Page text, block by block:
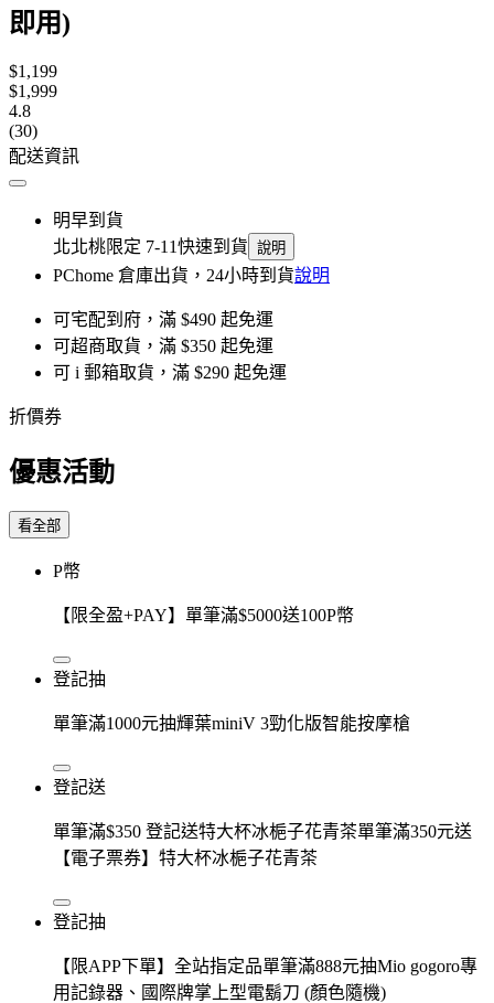
即用)
$1,199
$1,999
4.8
(30)
配送資訊
明早到貨
北北桃限定 7-11快速到貨 說明
PChome 倉庫出貨，24小時到貨說明
可宅配到府，滿 $490 起免運
可超商取貨，滿 $350 起免運
可 i 郵箱取貨，滿 $290 起免運
折價券
優惠活動
看全部
P幣
【限全盈+PAY】單筆滿$5000送100P幣
登記抽
單筆滿1000元抽輝葉miniV 3勁化版智能按摩槍
登記送
單筆滿$350 登記送特大杯冰梔子花青茶單筆滿350元送
【電子票券】特大杯冰梔子花青茶
登記抽
【限APP下單】全站指定品單筆滿888元抽Mio gogoro專
用記錄器、國際牌掌上型電鬍刀 (顏色隨機)